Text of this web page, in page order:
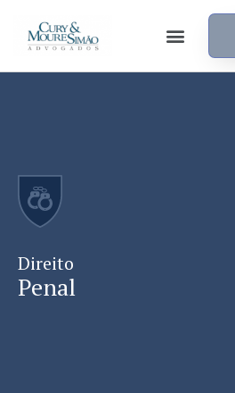
Direito
Penal